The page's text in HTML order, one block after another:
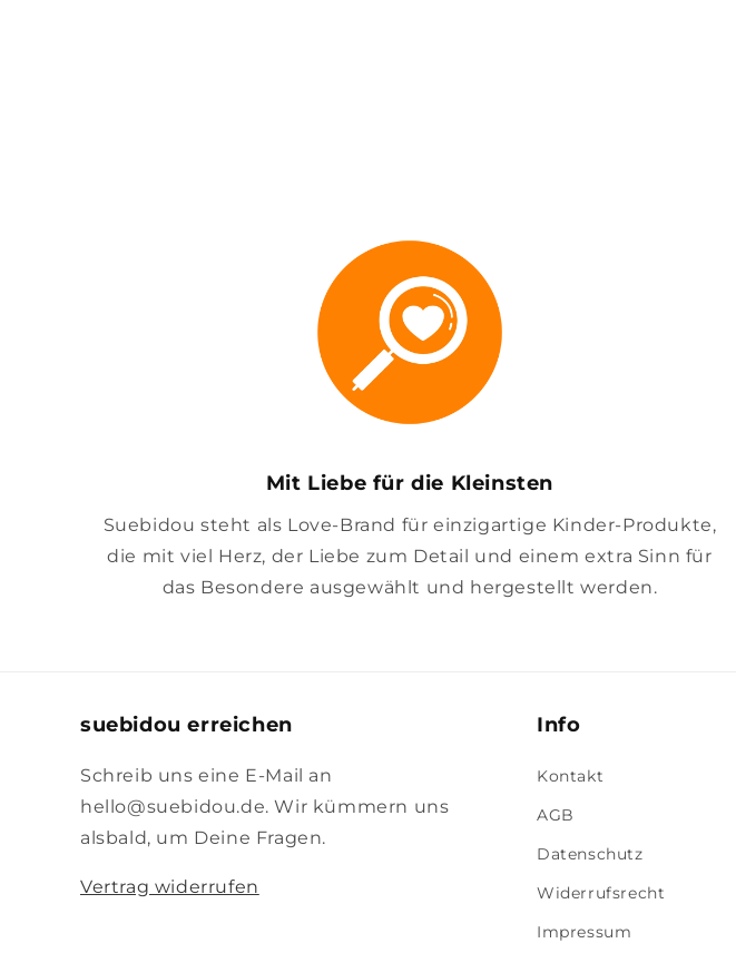
Mit Liebe für die Kleinsten
Suebidou steht als Love-Brand für einzigartige Kinder-Produkte,
die mit viel Herz, der Liebe zum Detail und einem extra Sinn für
das Besondere ausgewählt und hergestellt werden.
suebidou erreichen
Schreib uns eine E-Mail an
hello@suebidou.de. Wir kümmern uns
alsbald, um Deine Fragen.
Vertrag widerrufen
Info
Kontakt
AGB
Datenschutz
Widerrufsrecht
Impressum